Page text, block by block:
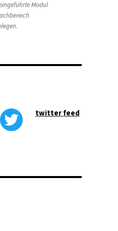
Modul
twitter feed